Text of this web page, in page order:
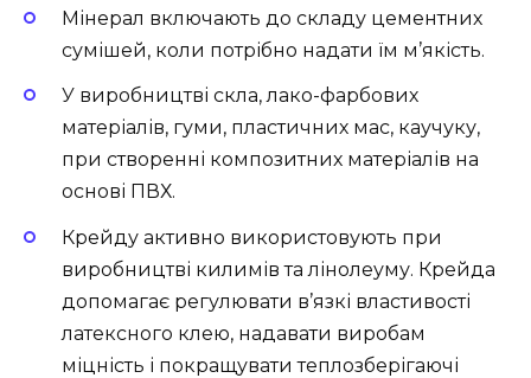
Мінерал включають до складу цементних
сумішей, коли потрібно надати їм м’якість.
У виробництві скла, лако-фарбових
матеріалів, гуми, пластичних мас, каучуку,
при створенні композитних матеріалів на
основі ПВХ.
Крейду активно використовують при
виробництві килимів та лінолеуму. Крейда
допомагає регулювати в’язкі властивості
латексного клею, надавати виробам
міцність і покращувати теплозберігаючі